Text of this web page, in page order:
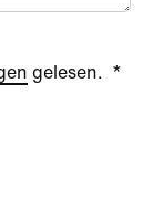
gelesen.